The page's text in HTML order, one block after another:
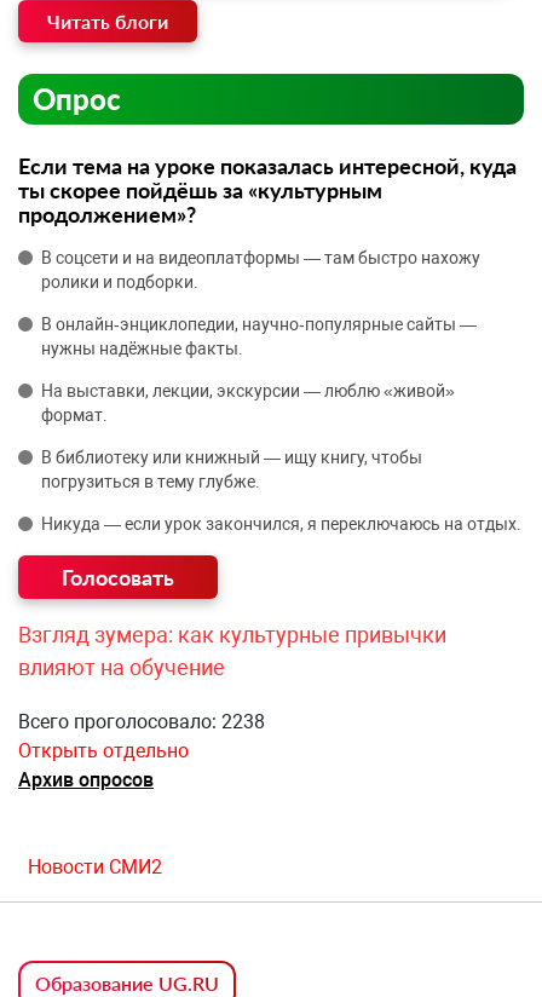
Читать блоги
Опрос
Если тема на уроке показалась интересной, куда
ты скорее пойдёшь за «культурным
продолжением»?
В соцсети и на видеоплатформы — там быстро нахожу
ролики и подборки.
В онлайн‑энциклопедии, научно‑популярные сайты —
нужны надёжные факты.
На выставки, лекции, экскурсии — люблю «живой»
формат.
В библиотеку или книжный — ищу книгу, чтобы
погрузиться в тему глубже.
Никуда — если урок закончился, я переключаюсь на отдых.
Взгляд зумера: как культурные привычки
влияют на обучение
Всего проголосовало: 2238
Открыть отдельно
Архив опросов
Новости СМИ2
Образование UG.RU